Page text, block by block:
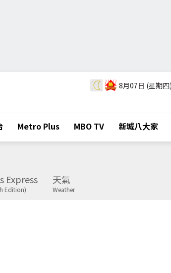
8月07日 (星期四)
Metro Plus MBO TV 新城八大家
Express
Edition)
天氣
Weather